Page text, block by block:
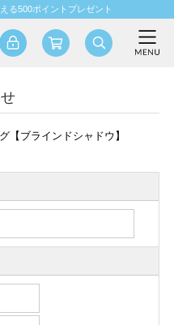
る500ポイントプレゼント
【ブラインドシャドウ】